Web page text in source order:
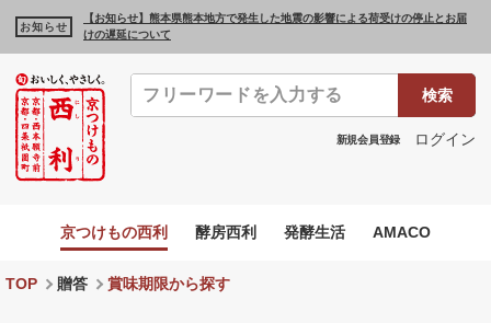
お知らせ
【お知らせ】熊本県熊本地方で発生した地震の影響による荷受けの停止とお届
けの遅延について
検索
新規会員登録 ログイン
京つけもの西利 酵房西利 発酵生活 AMACO
TOP 贈答 賞味期限から探す